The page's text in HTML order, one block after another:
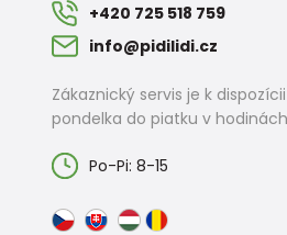
+420 725 518 759
info@pidilidi.cz
Zákaznický servis je k
pondelka do piatku v
Po-Pi: 8-15